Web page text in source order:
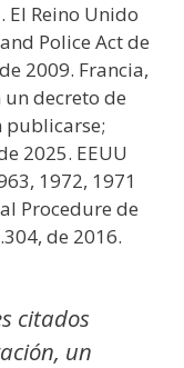
El Reino Unido
Police Act de
2009. Francia,
un decreto de
publicarse;
2025. EEUU
1972, 1971
Procedure de
de 2016.
citados
un